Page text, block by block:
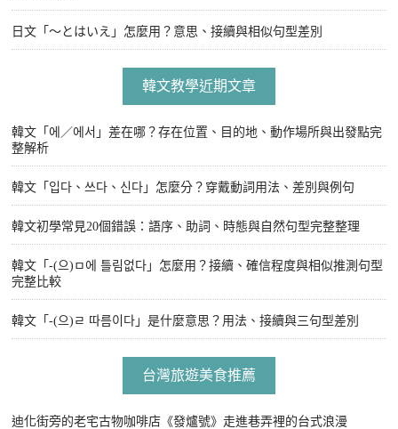
日文「〜とはいえ」怎麼用？意思、接續與相似句型差別
韓文教學近期文章
韓文「에／에서」差在哪？存在位置、目的地、動作場所與出發點完
整解析
韓文「입다、쓰다、신다」怎麼分？穿戴動詞用法、差別與例句
韓文初學常見20個錯誤：語序、助詞、時態與自然句型完整整理
韓文「-(으)ㅁ에 틀림없다」怎麼用？接續、確信程度與相似推測句型
完整比較
韓文「-(으)ㄹ 따름이다」是什麼意思？用法、接續與三句型差別
台灣旅遊美食推薦
迪化街旁的老宅古物咖啡店《發爐號》走進巷弄裡的台式浪漫